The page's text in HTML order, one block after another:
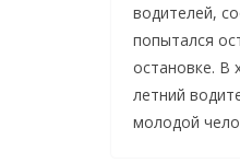
водителей,
попытался
остановке. В
летний
молодой